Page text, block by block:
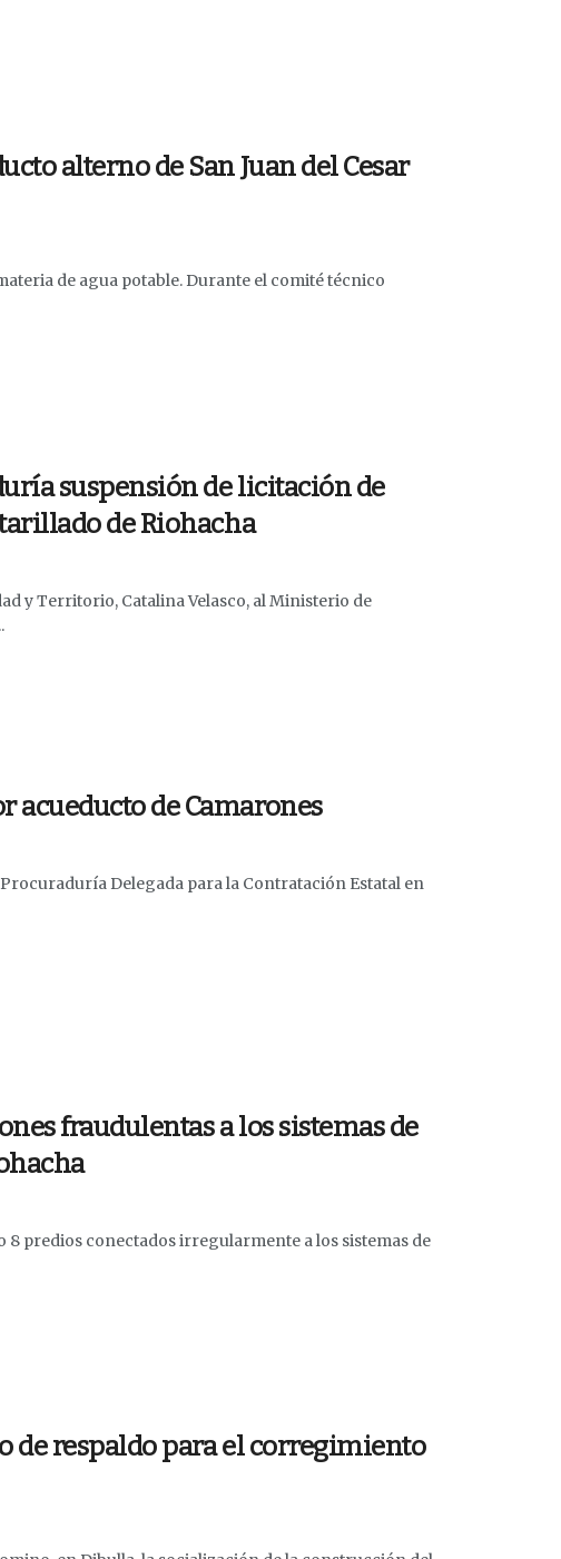
alterno de San Juan del Cesar
de agua potable. Durante el comité técnico
suspensión de licitación de
de Riohacha
y Territorio, Catalina Velasco, al Ministerio de
acueducto de Camarones
Delegada para la Contratación Estatal en
fraudulentas a los sistemas de
8 predios conectados irregularmente a los sistemas de
de respaldo para el corregimiento